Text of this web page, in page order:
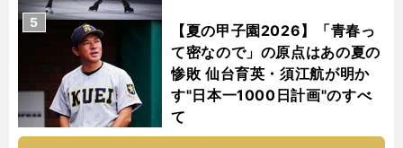
【夏の甲子園2026】「青春っ
て密なので」の原点はあの夏の
惨敗 仙台育英・須江航が明か
す"日本一1000日計画"のすべ
て
5